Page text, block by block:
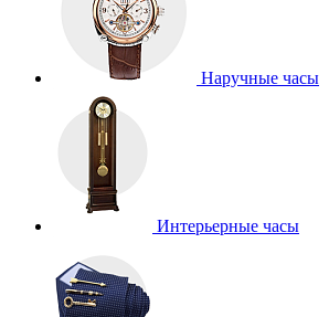
Наручные часы
Интерьерные часы